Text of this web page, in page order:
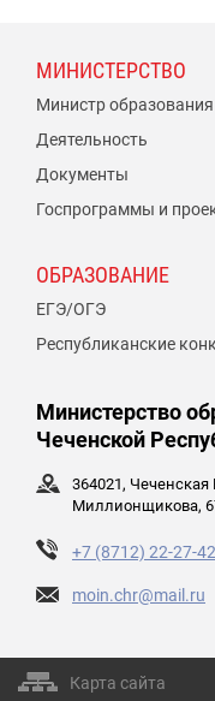
МИНИСТЕРСТВО
Министр образования
Деятельность
Документы
Госпрограммы и
ОБРАЗОВАНИЕ
ЕГЭ/ОГЭ
Республиканские
Министерство
Чеченской
364021,
Миллионщикова,
+7 (8712) 22-27-42
moin.chr@mail.ru
Карта сайта